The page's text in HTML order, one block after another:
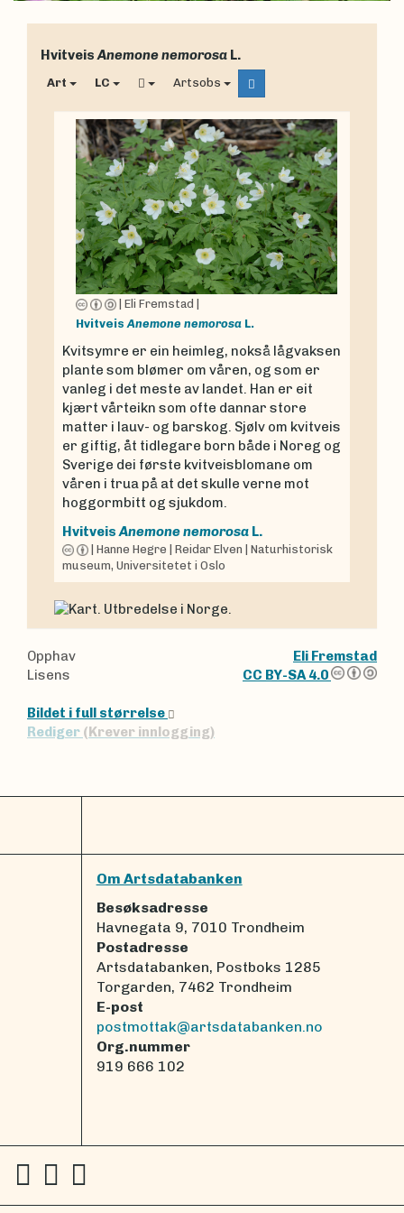
Hvitveis Anemone nemorosa L.
Art LC Artsobs
Eli Fremstad
Hvitveis Anemone nemorosa L.
Kvitsymre er ein heimleg, nokså lågvaksen
plante som blømer om våren, og som er
vanleg i det meste av landet. Han er eit
kjært vårteikn som ofte dannar store
matter i lauv- og barskog. Sjølv om kvitveis
er giftig, åt tidlegare born både i Noreg og
Sverige dei første kvitveisblomane om
våren i trua på at det skulle verne mot
hoggormbitt og sjukdom.
Hvitveis Anemone nemorosa L.
Hanne Hegre Reidar Elven
Naturhistorisk
museum, Universitetet i Oslo
Opphav
Eli Fremstad
Lisens
CC BY-SA 4.0
Bildet i full størrelse
Rediger (Krever innlogging)
Om Artsdatabanken
Besøksadresse
Havnegata 9, 7010 Trondheim
Postadresse
Artsdatabanken, Postboks 1285
Torgarden, 7462 Trondheim
E-post
postmottak@artsdatabanken.no
Org.nummer
919 666 102